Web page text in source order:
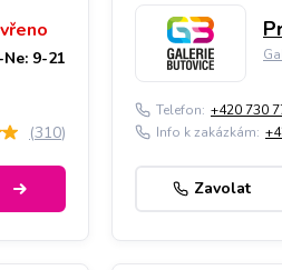
9-21
(310)
Telefon: +420 730
Info k zakázkám:
Zavolat